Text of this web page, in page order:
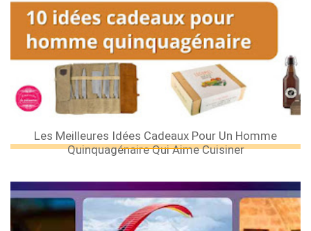
Les Meilleures Idées Cadeaux Pour Un Homme
Quinquagénaire Qui Aime Cuisiner